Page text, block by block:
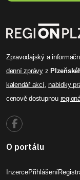
Zpravodajský a
denní zprávyz
kalendář akcí,nabídky
cenově dostupnou
O portálu
InzercePřihlášení